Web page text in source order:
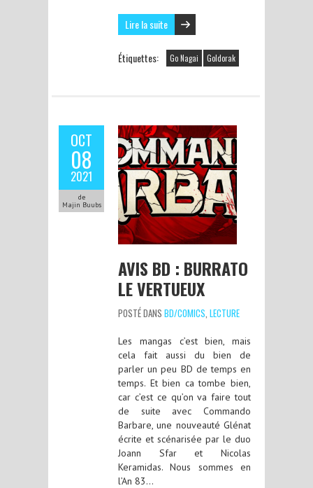
Lire la suite
Étiquettes: Go Nagai Goldorak
OCT
08
2021
de
Majin Buubs
AVIS BD : BURRATO
LE VERTUEUX
POSTÉ DANS BD/COMICS LECTURE
Les mangas c’est bien, mais
cela fait aussi du bien de
parler un peu BD de temps en
temps. Et bien ca tombe bien,
car c’est ce qu’on va faire tout
de suite avec Commando
Barbare, une nouveauté Glénat
écrite et scénarisée par le duo
Joann Sfar et Nicolas
Keramidas. Nous sommes en
l’An 83…